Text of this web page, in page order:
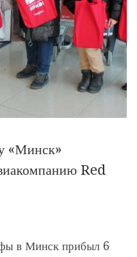
«Минск»
Red
в Минск прибыл 6